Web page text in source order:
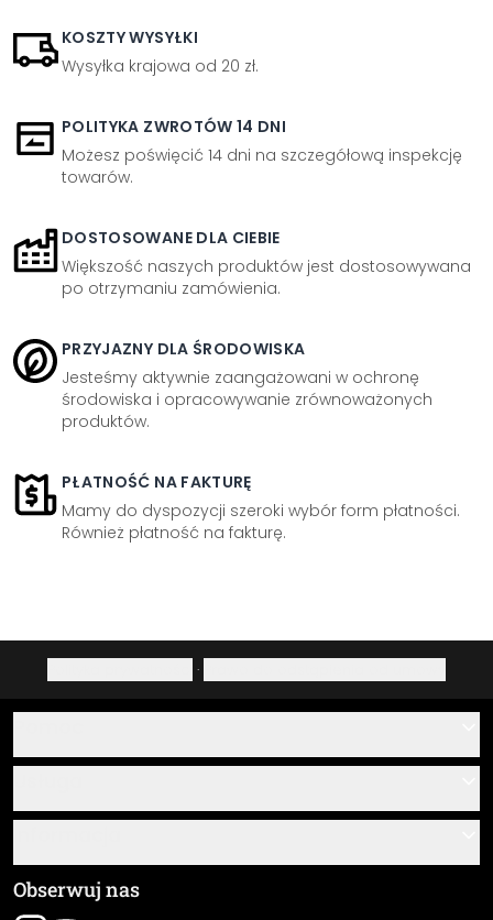
KOSZTY WYSYŁKI
Wysyłka krajowa od 20 zł.
POLITYKA ZWROTÓW 14 DNI
Możesz poświęcić 14 dni na szczegółową inspekcję
towarów.
DOSTOSOWANE DLA CIEBIE
Większość naszych produktów jest dostosowywana
po otrzymaniu zamówienia.
PRZYJAZNY DLA ŚRODOWISKA
Jesteśmy aktywnie zaangażowani w ochronę
środowiska i opracowywanie zrównoważonych
produktów.
PŁATNOŚĆ NA FAKTURĘ
Mamy do dyspozycji szeroki wybór form płatności.
Również płatność na fakturę.
·
O nas
Przegląd materiałów
Śledzenie przesyłki
Ogólne Warunki Handlowe (OWH)
Obserwuj nas